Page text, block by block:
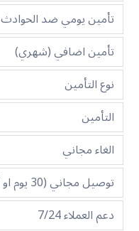
تأمين يومي ضد الحوادث
تأمين اضافي (شهري)
نوع التأمين
التأمين
الغاء مجاني
توصيل مجاني (30 يوم او أكثر)
دعم العملاء 7/24